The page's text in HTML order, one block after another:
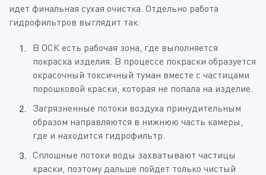
идет финальная сухая очистка. Отдельно работа
гидрофильтров выглядит так:
В ОСК есть рабочая зона, где выполняется
покраска изделия. В процессе покраски образуется
окрасочный токсичный туман вместе с частицами
порошковой краски, которая не попала на изделие.
Загрязненные потоки воздуха принудительным
образом направляются в нижнюю часть камеры,
где и находится гидрофильтр.
Сплошные потоки воды захватывают частицы
краски, поэтому дальше пойдет только чистый